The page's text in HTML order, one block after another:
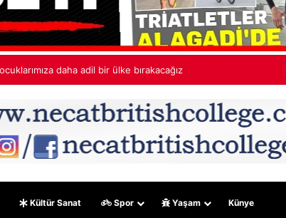
hükümet hesabı tutmayacak
Kültür Sanat Spor Yaşam Künye